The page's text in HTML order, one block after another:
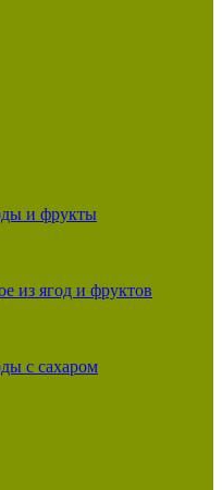
и фрукты
из ягод и фруктов
с сахаром